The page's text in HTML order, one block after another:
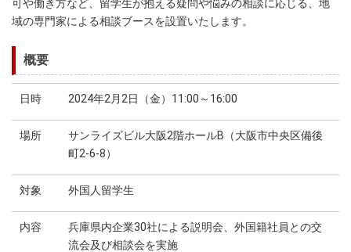
可や働き方など、留学生が抱える疑問や悩みの相談に応じる、地
域の専門家による相談ブースを設置いたします。
概要
日時 2024年2月2日（金）11:00～16:00
場所
サンライズビル大阪2階ホールB（大阪市中央区備後
町2-6-8）
対象 外国人留学生
内容
兵庫県内企業30社による説明会、外国籍社員との交
流会及び相談会を実施